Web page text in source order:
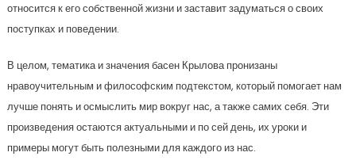
относится к его собственной жизни и заставит задуматься о своих
поступках и поведении.
В целом, тематика и значения басен Крылова пронизаны
нравоучительным и философским подтекстом, который помогает нам
лучше понять и осмыслить мир вокруг нас, а также самих себя. Эти
произведения остаются актуальными и по сей день, их уроки и
примеры могут быть полезными для каждого из нас.